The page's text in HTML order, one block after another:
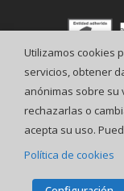
Utilizamos cookies
servicios, obtener
anónimas sobre su
rechazarlas o
acepta su uso.
Política de cookies